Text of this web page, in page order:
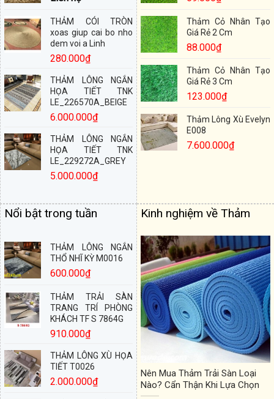
THẢM CÓI TRÒN
xoas giup cai bo nho
dem voi a Linh
280.000₫
THẢM LÔNG NGẮN
HỌA TIẾT TNK
LE_226570A_BEIGE
6.000.000₫
THẢM LÔNG NGẮN
HỌA TIẾT TNK
LE_229272A_GREY
5.000.000₫
Thảm Cỏ Nhân Tạo
Giá Rẻ 2 Cm
88.000₫
Thảm Cỏ Nhân Tạo
Giá Rẻ 3 Cm
123.000₫
Thảm Lông Xù Evelyn
E008
7.600.000
THỔ NHĨ KỲ M0016
600.000₫
THẢM TRẢI SÀN
TRANG TRÍ PHÒNG
KHÁCH TF S 7864G
910.000₫
THẢM LÔNG XÙ HỌA
TIẾT T0026
2.000.000₫
THẢM SỢI NGẮN HỌA
Nên Mua Thảm Trải Sàn Loại
Nào? Cẩn Thận Khi Lựa Chọn